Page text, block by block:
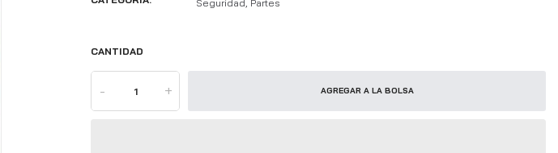
Seguridad, Partes
CANTIDAD
- + AGREGAR A LA BOLSA